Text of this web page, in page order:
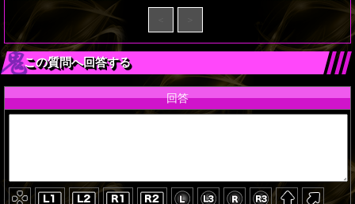
この質問へ回答する
回答